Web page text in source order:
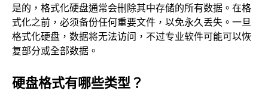
是的，格式化硬盘通常会删除其中存储的所有数据。在格
式化之前，必须备份任何重要文件，以免永久丢失。一旦
格式化硬盘，数据将无法访问，不过专业软件可能可以恢
复部分或全部数据。
硬盘格式有哪些类型？